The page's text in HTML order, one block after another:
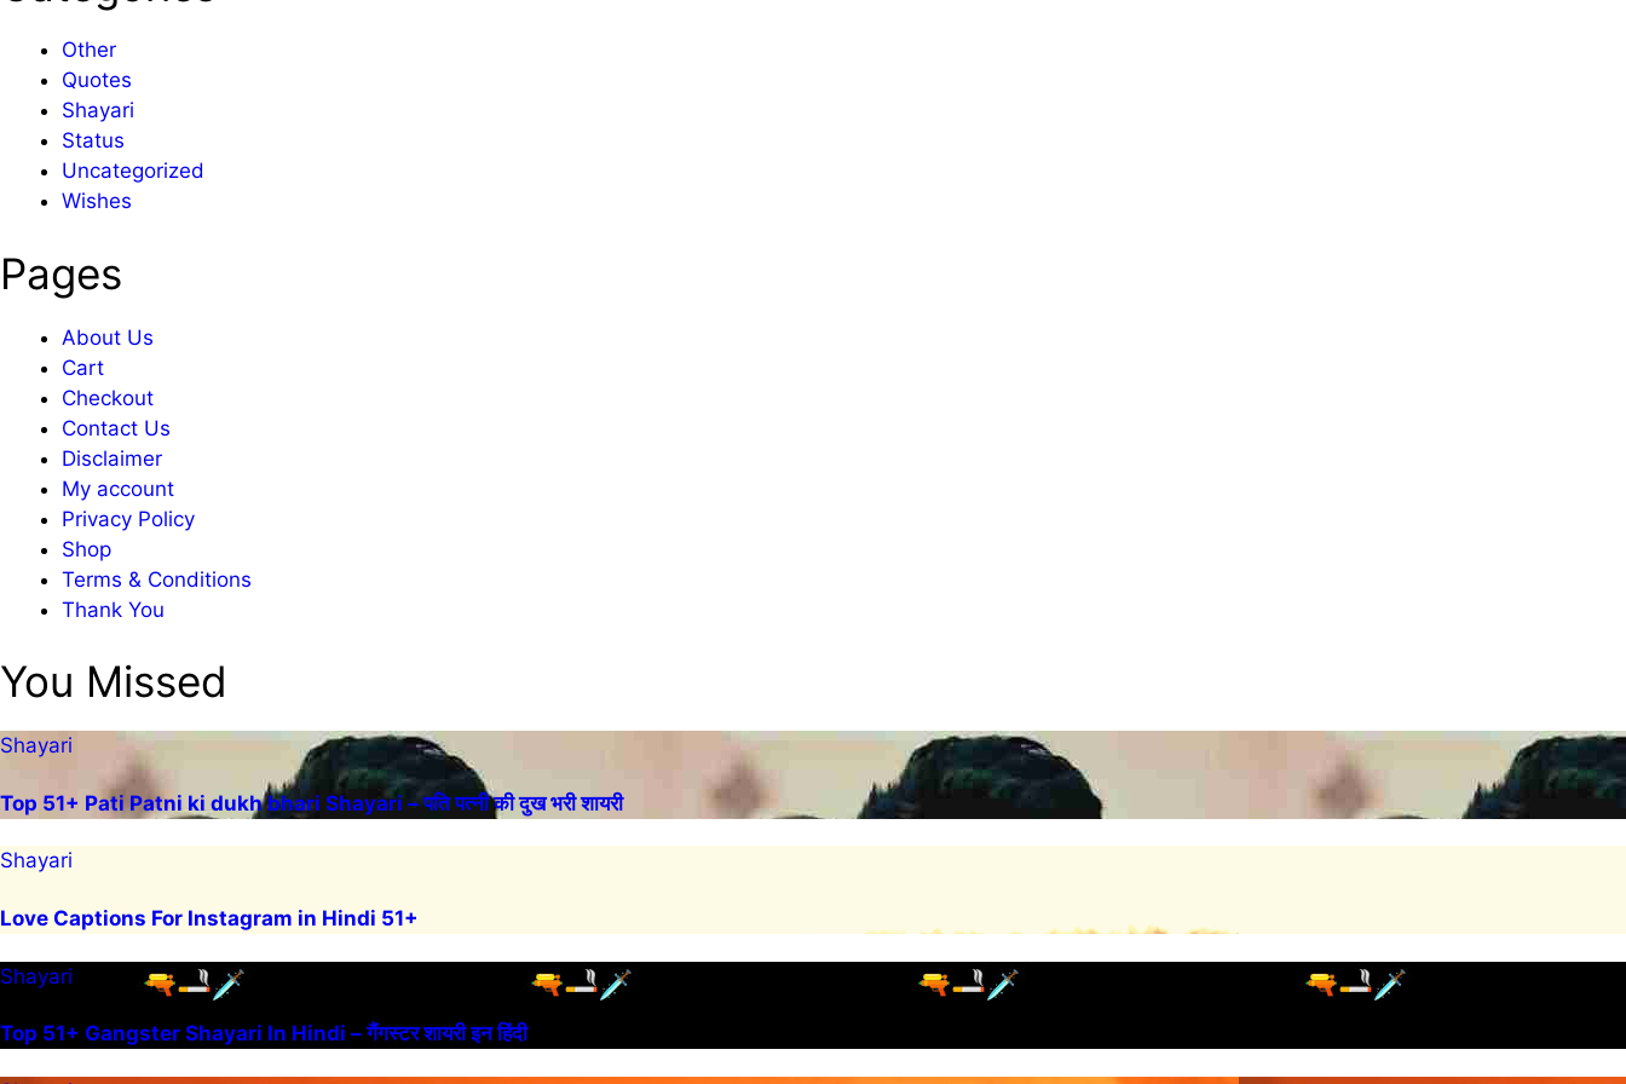
Other
Quotes
Shayari
Status
Uncategorized
Wishes
Pages
About Us
Cart
Checkout
Contact Us
Disclaimer
My account
Privacy Policy
Shop
Terms & Conditions
Thank You
You Missed
Shayari
Top 51+ Pati Patni ki dukh bhari Shayari – पति पत्नी की दुख भरी शायरी
Shayari
Love Captions For Instagram in Hindi 51+
Shayari
Top 51+ Gangster Shayari In Hindi – गैंगस्टर शायरी इन हिंदी